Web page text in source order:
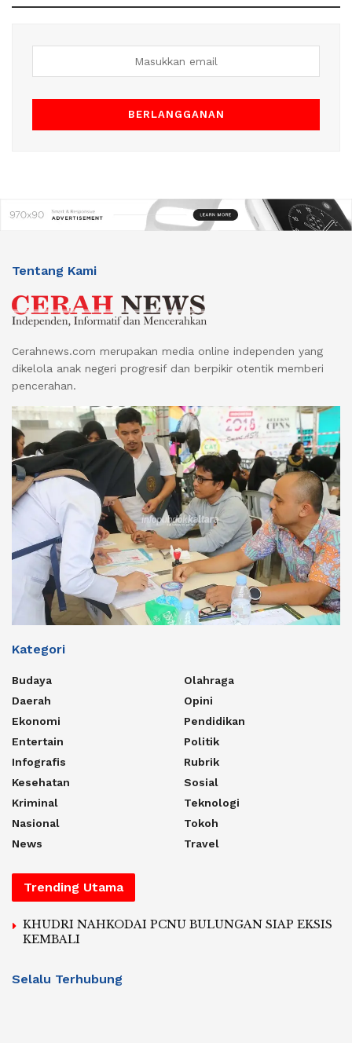
Tentang Kami
Cerahnews.com merupakan media online independen yang
dikelola anak negeri progresif dan berpikir otentik memberi
pencerahan.
Kategori
Budaya
Daerah
Ekonomi
Entertain
Infografis
Kesehatan
Kriminal
Nasional
News
Olahraga
Opini
Pendidikan
Politik
Rubrik
Sosial
Teknologi
Tokoh
Travel
Trending Utama
KHUDRI NAHKODAI PCNU BULUNGAN SIAP EKSIS
KEMBALI
Selalu Terhubung